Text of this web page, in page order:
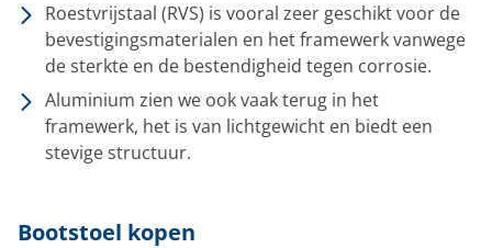
Roestvrijstaal (RVS) is vooral zeer geschikt voor de
bevestigingsmaterialen en het framewerk vanwege
de sterkte en de bestendigheid tegen corrosie.
Aluminium zien we ook vaak terug in het
framewerk, het is van lichtgewicht en biedt een
stevige structuur.
Bootstoel kopen